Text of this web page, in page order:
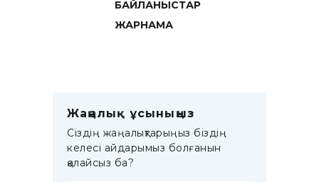
БАЙЛАНЫСТАР
ЖАРНАМА
Жаңалық ұсыныңыз
Сіздің жаңалықтарыңыз біздің
келесі айдарымыз болғанын
қалайсыз ба?